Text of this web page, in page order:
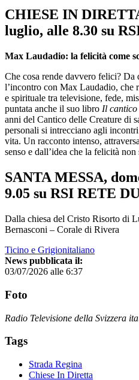
CHIESE IN
luglio, alle 8.30 su
Max Laudadio: la felicità come
Che cosa rende davvero felici? Da
l’incontro con Max Laudadio, che
e spirituale tra televisione, fede,
puntata anche il suo libro Il
anni del Cantico delle Creature di
personali si intrecciano agli
vita. Un racconto intenso,
senso e dall’idea che la felicità
SANTA MESSA,
9.05 su RSI RETE
Dalla chiesa del Cristo Risorto di
Bernasconi – Corale di Rivera
Ticino e Grigionitaliano
News pubblicata il:
03/07/2026 alle 6:37
Foto
Radio Televisione della Svizzera
Tags
Strada Regina
Chiese In Diretta